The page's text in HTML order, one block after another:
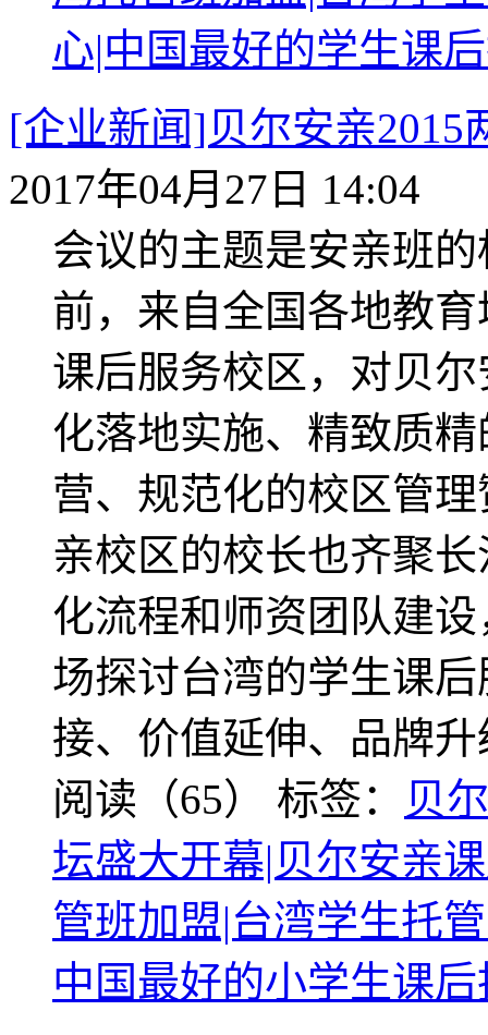
心|中国最好的学生课
[企业新闻]贝尔安亲2015
2017年04月27日 14:04
会议的主题是安亲班
前，来自全国各地教
课后服务校区，对贝
化落地实施、精致质
营、规范化的校区管
亲校区的校长也齐聚
化流程和师资团队建
场探讨台湾的学生课
接、价值延伸、品牌升
阅读（65） 标签：
贝
坛盛大开幕|贝尔安亲
管班加盟|台湾学生托
中国最好的小学生课